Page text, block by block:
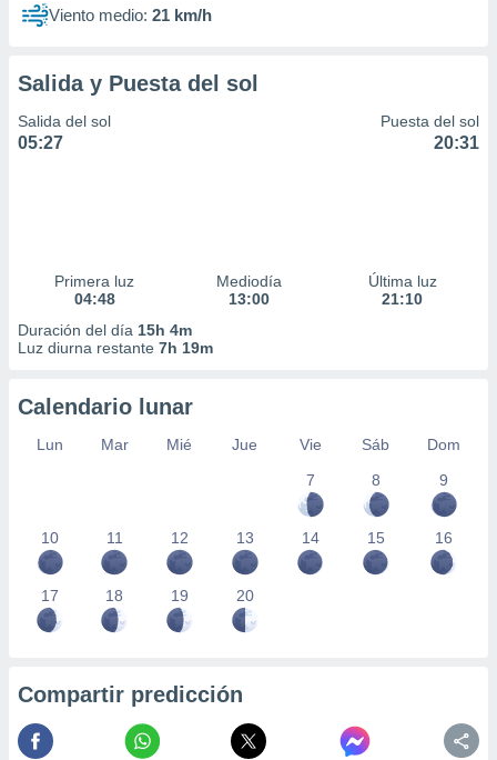
Viento medio: 21 km/h
Salida y Puesta del sol
Salida del sol
05:27
Puesta del sol
20:31
Primera luz
04:48
Mediodía
13:00
Última luz
21:10
Duración del día 15h 4m
Luz diurna restante 7h 19m
Calendario lunar
Lun Mar Mié Jue Vie Sáb
Dom
7
8 9
10 11 12 13 14 15 16
17 18 19 20
Compartir predicción